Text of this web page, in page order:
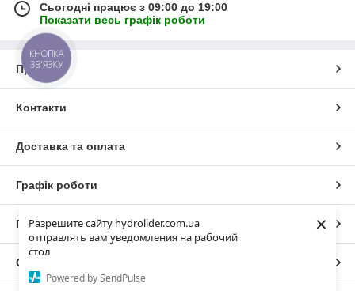
Разрешите сайту hydrolider.com.ua
отправлять вам уведомления на рабочий
стол
Powered by SendPulse
×
Сьогодні працює з 09:00 до 19:00
Показати весь графік роботи
Про нас
Контакти
Доставка та оплата
Графік роботи
Повна версія сайту
Сайт створено на маркетплейсі
КНОПКА
ЗВ'ЯЗКУ